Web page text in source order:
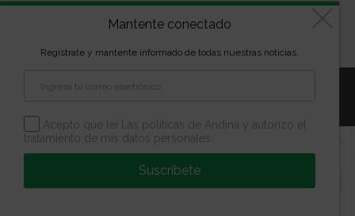
propiedad de la Escuela Andina | Todos los derechos
reservados
Aviso Legal Política de Privacidad
Mantente conectado
Regístrate y mantente informado de todas nuestras noticias.
Acepto que leí Las políticas de Andina y autorizo el
tratamiento de mis datos personales.
Suscríbete